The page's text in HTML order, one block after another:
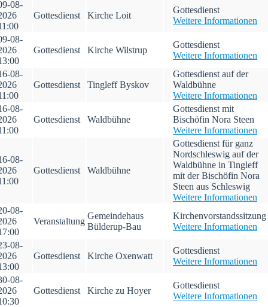
08-
Gottesdienst Kirche Loit
Gottesdienst
Weitere Informationen
08-
Gottesdienst Kirche Wilstrup
Gottesdienst
Weitere Informationen
08-
Gottesdienst Tingleff Byskov
Gottesdienst auf der
Waldbühne
Weitere Informationen
08-
Gottesdienst Waldbühne
Gottesdienst mit
Bischöfin Nora Steen
Weitere Informationen
08-
Gottesdienst Waldbühne
Gottesdienst für ganz
Nordschleswig auf der
Waldbühne in Tingleff
mit der Bischöfin Nora
Steen aus Schleswig
Weitere Informationen
08-
Veranstaltung
Gemeindehaus
Bülderup-Bau
Kirchenvorstandssitzung
Weitere Informationen
08-
Gottesdienst Kirche Oxenwatt
Gottesdienst
Weitere Informationen
08-
Gottesdienst Kirche zu Hoyer
Gottesdienst
Weitere Informationen